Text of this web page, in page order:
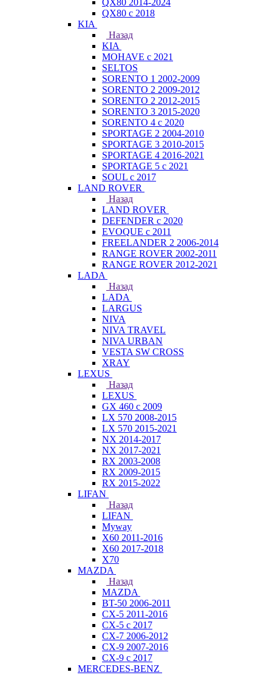
QX80 2014-2024
QX80 c 2018
KIA
Назад
KIA
MOHAVE с 2021
SELTOS
SORENTO 1 2002-2009
SORENTO 2 2009-2012
SORENTO 2 2012-2015
SORENTO 3 2015-2020
SORENTO 4 с 2020
SPORTAGE 2 2004-2010
SPORTAGE 3 2010-2015
SPORTAGE 4 2016-2021
SPORTAGE 5 с 2021
SOUL с 2017
LAND ROVER
Назад
LAND ROVER
DEFENDER с 2020
EVOQUE с 2011
FREELANDER 2 2006-2014
RANGE ROVER 2002-2011
RANGE ROVER 2012-2021
LADA
Назад
LADA
LARGUS
NIVA
NIVA TRAVEL
NIVA URBAN
VESTA SW CROSS
XRAY
LEXUS
Назад
LEXUS
GX 460 с 2009
LX 570 2008-2015
LX 570 2015-2021
NX 2014-2017
NX 2017-2021
RX 2003-2008
RX 2009-2015
RX 2015-2022
LIFAN
Назад
LIFAN
Myway
X60 2011-2016
X60 2017-2018
X70
MAZDA
Назад
MAZDA
BT-50 2006-2011
CX-5 2011-2016
CX-5 с 2017
CX-7 2006-2012
CX-9 2007-2016
CX-9 с 2017
MERCEDES-BENZ